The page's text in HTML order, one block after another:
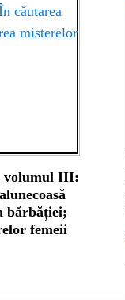
volumul III:
bărbăției;
femeii